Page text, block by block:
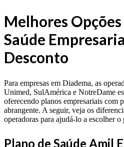
Melhores
Saúde
Desconto
Para empresas em Diadema, as
Unimed, SulAmérica e NotreDame
oferecendo planos empresariais com
abrangente. A seguir, veja os
operadoras para ajudá-lo a escolher
Plano de Saúde Amil